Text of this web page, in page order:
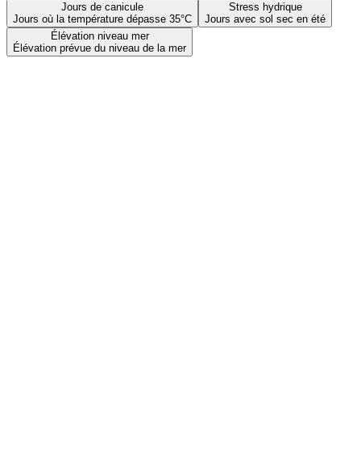
Jours de canicule
Jours où la température dépasse 35°C
Stress hydrique
Jours avec sol sec en été
Élévation niveau mer
Élévation prévue du niveau de la mer